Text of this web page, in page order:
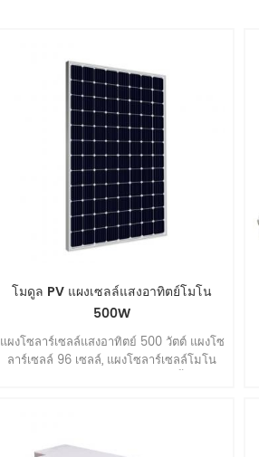
โมดูล PV แผงเซลล์แสงอาทิตย์โมโน
500W
แผงโซลาร์เซลล์แสงอาทิตย์ 500 วัตต์ แผงโซ
ลาร์เซลล์ 96 เซลล์, แผงโซลาร์เซลล์โมโน